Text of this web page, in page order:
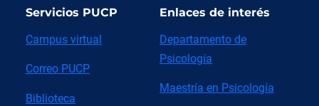
Servicios PUCP
Campus virtual
Correo PUCP
Biblioteca
Enlaces de interés
Departamento de
Psicología
Maestría en Psicología